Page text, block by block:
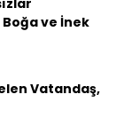
ve İnek
Vatandaş,